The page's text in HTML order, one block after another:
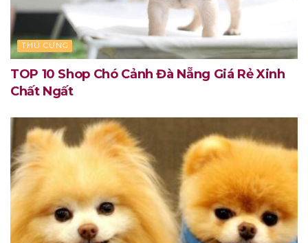
THÚ CƯNG
TOP 10 Shop Chó Cảnh Đà Nẵng Giá Rẻ Xinh
Chất Ngất